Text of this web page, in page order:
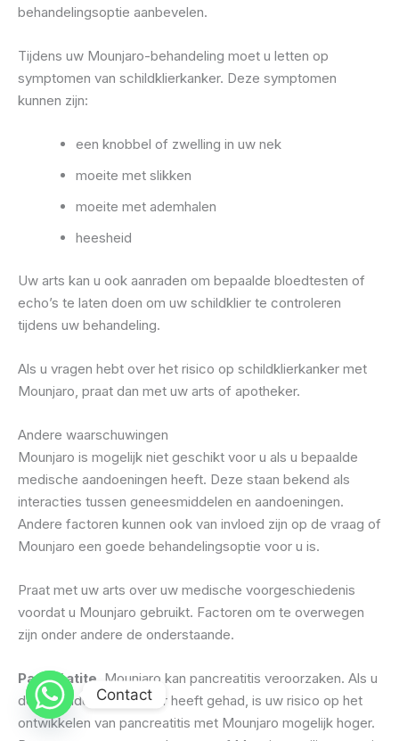
behandelingsoptie aanbevelen.
Tijdens uw Mounjaro-behandeling moet u letten op
symptomen van schildklierkanker. Deze symptomen
kunnen zijn:
een knobbel of zwelling in uw nek
moeite met slikken
moeite met ademhalen
heesheid
Uw arts kan u ook aanraden om bepaalde bloedtesten of
echo’s te laten doen om uw schildklier te controleren
tijdens uw behandeling.
Als u vragen hebt over het risico op schildklierkanker met
Mounjaro, praat dan met uw arts of apotheker.
Andere waarschuwingen
Mounjaro is mogelijk niet geschikt voor u als u bepaalde
medische aandoeningen heeft. Deze staan ​​bekend als
interacties tussen geneesmiddelen en aandoeningen.
Andere factoren kunnen ook van invloed zijn op de vraag of
Mounjaro een goede behandelingsoptie voor u is.
Praat met uw arts over uw medische voorgeschiedenis
voordat u Mounjaro gebruikt. Factoren om te overwegen
zijn onder andere de onderstaande.
Pancréatite . Mounjaro kan pancreatitis veroorzaken. Als u
deze aandoening eerder heeft gehad, is uw risico op het
ontwikkelen van pancreatitis met Mounjaro mogelijk hoger.
Contact